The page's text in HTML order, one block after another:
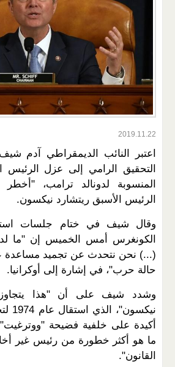
2019.11.22
اعتبر النائب الديمقراطي آدم
التحقيق الرامي إلى عزل الرئيس
المنسوبة لدونالد ترامب، "أخطر
الرئيس الأسبق ريتشارد نيكسون.
وقال شيف في ختام جلسات
الكونغرس أمس الخميس إن "ما
(...) نحن نتحدث عن تجميد مساعدة
حالة حرب"، في إشارة إلى أوكرانيا.
وشدد شيف على أن "هذا يتجاوز
أكيدة على خلفية فضيحة
ما هو أكثر خطورة من رئيس غير
القانون".